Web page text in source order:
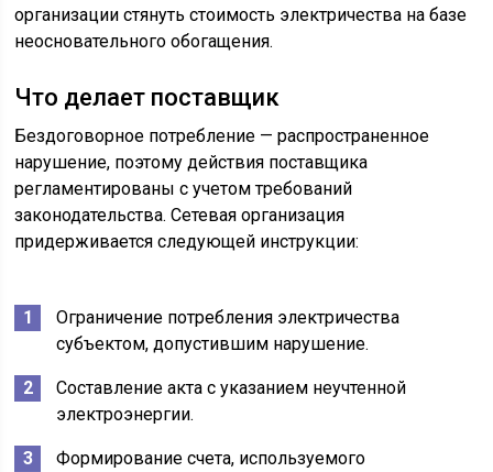
организации стянуть стоимость электричества на базе
неосновательного обогащения.
Что делает поставщик
Бездоговорное потребление — распространенное
нарушение, поэтому действия поставщика
регламентированы с учетом требований
законодательства. Сетевая организация
придерживается следующей инструкции:
Ограничение потребления электричества
субъектом, допустившим нарушение.
Составление акта с указанием неучтенной
электроэнергии.
Формирование счета, используемого